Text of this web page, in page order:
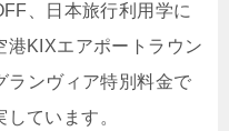
、日本旅行利用学に
港KIXエアポートラウン
ランヴィア特別料金で
ています。